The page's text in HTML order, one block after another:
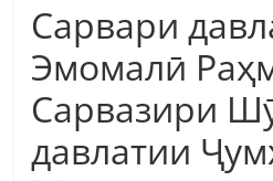
Сарвари
Эмомалӣ
Сарвазири
давлатии